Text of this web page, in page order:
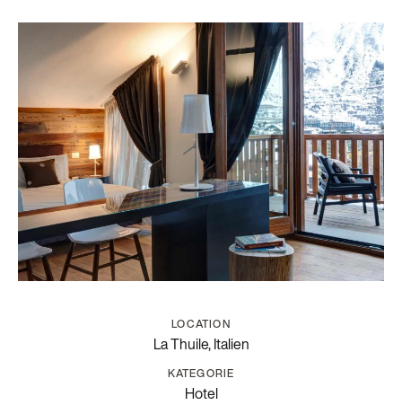
LOCATION
La Thuile, Italien
KATEGORIE
Hotel